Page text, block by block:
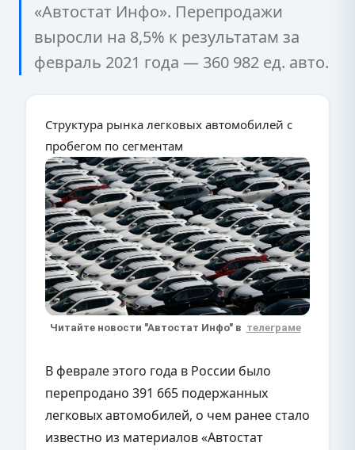
«Автостат Инфо». Перепродажи
выросли на 8,5% к результатам за
февраль 2021 года — 360 982 ед. авто.
Структура рынка легковых автомобилей с
пробегом по сегментам
Читайте новости "Автостат Инфо" в телеграме
В феврале этого года в России было
перепродано 391 665 подержанных
легковых автомобилей, о чем ранее стало
известно из материалов «Автостат